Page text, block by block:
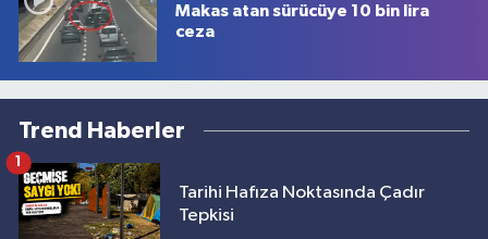
Makas atan sürücüye 10 bin lira
ceza
Trend Haberler
Tarihi Hafıza Noktasında Çadır
Tepkisi
1